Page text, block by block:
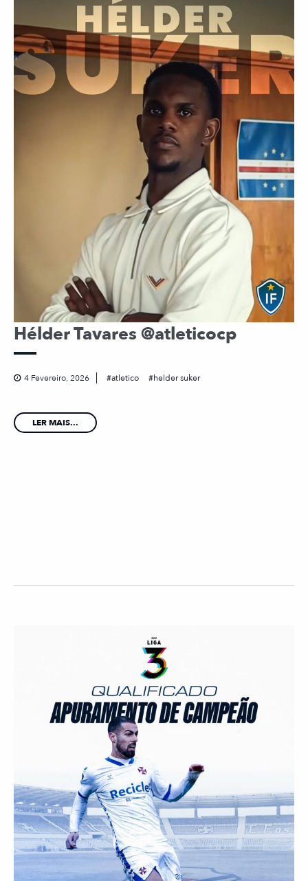
Hélder Tavares @atleticocp
4 Fevereiro, 2026 atletico helder suker
LER MAIS...